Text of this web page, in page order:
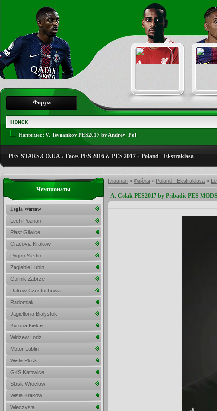
Форум
Например: V. Tsygankov PES2017 by Andrey_Pol
PES-STARS.CO.UA» Faces PES 2016 & PES 2017 » Poland - Ekstraklasa
Главная » Файлы » Poland - Ekstraklasa »
A. Colak PES2017 by Pribadie PES MODS
Чемпионаты
Legia Warsaw
Lech Poznan
Piast Gliwice
Cracovia Kraków
Pogon Stettin
Zaglebie Lubin
Gornik Zabrze
Rakow Czestochowa
Radomiak
Jagiellonia Białystok
Korona Kielce
Widzew Lodz
Motor Lublin
Wisla Plock
GKS Katowice
Slask Wrocław
Wisla Krakow
Wieczysta